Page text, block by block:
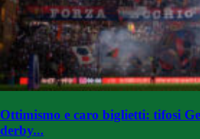
Ottimismo e caro biglietti: tifosi
derby...